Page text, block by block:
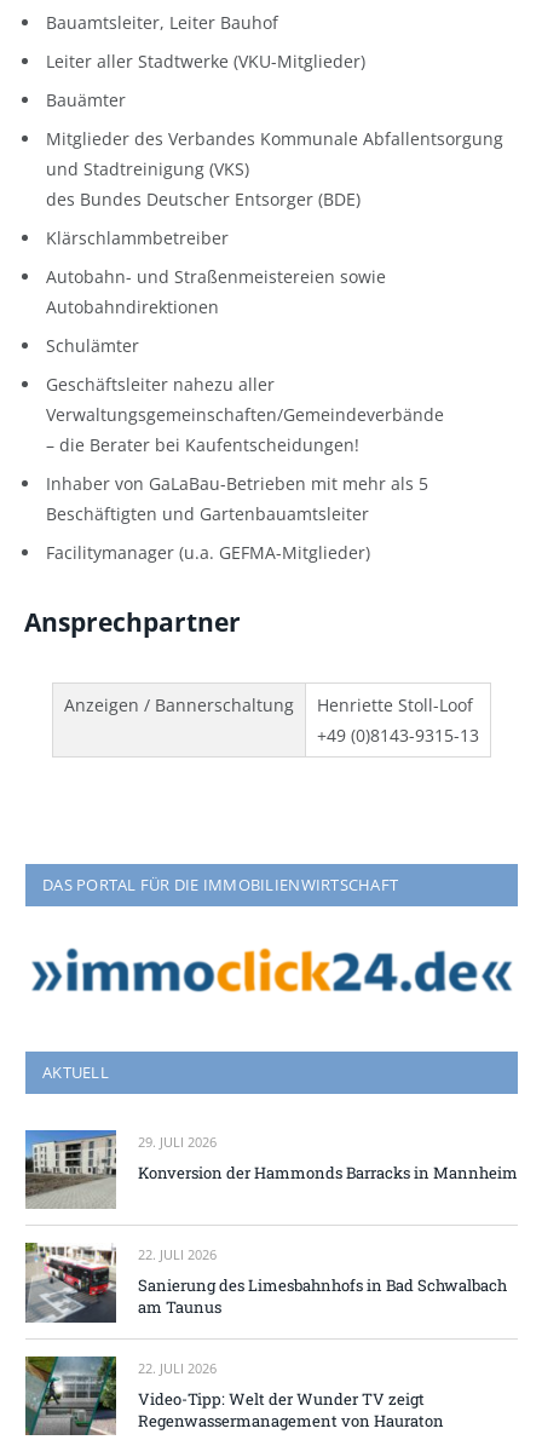
Bauamtsleiter, Leiter Bauhof
Leiter aller Stadtwerke (VKU-Mitglieder)
Bauämter
Mitglieder des Verbandes Kommunale Abfallentsorgung
und Stadtreinigung (VKS)
des Bundes Deutscher Entsorger (BDE)
Klärschlammbetreiber
Autobahn- und Straßenmeistereien sowie
Autobahndirektionen
Schulämter
Geschäftsleiter nahezu aller
Verwaltungsgemeinschaften/Gemeindeverbände
– die Berater bei Kaufentscheidungen!
Inhaber von GaLaBau-Betrieben mit mehr als 5
Beschäftigten und Gartenbauamtsleiter
Facilitymanager (u.a. GEFMA-Mitglieder)
Ansprechpartner
Anzeigen / Bannerschaltung
Henriette Stoll-Loof
+49 (0)8143-9315-13
DAS PORTAL FÜR DIE IMMOBILIENWIRTSCHAFT
AKTUELL
29. JULI 2026
Konversion der Hammonds Barracks in Mannheim
22. JULI 2026
Sanierung des Limesbahnhofs in Bad Schwalbach
am Taunus
22. JULI 2026
Video-Tipp: Welt der Wunder TV zeigt
Regenwassermanagement von Hauraton